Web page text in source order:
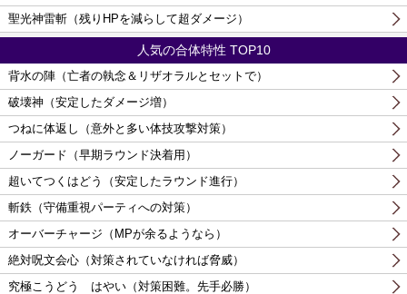
聖光神雷斬（残りHPを減らして超ダメージ）
人気の合体特性 TOP10
背水の陣（亡者の執念＆リザオラルとセットで）
破壊神（安定したダメージ増）
つねに体返し（意外と多い体技攻撃対策）
ノーガード（早期ラウンド決着用）
超いてつくはどう（安定したラウンド進行）
斬鉄（守備重視パーティへの対策）
オーバーチャージ（MPが余るようなら）
絶対呪文会心（対策されていなければ脅威）
究極こうどう はやい（対策困難。先手必勝）